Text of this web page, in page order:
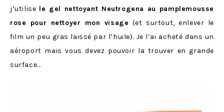
j’utilise le gel nettoyant Neutrogena au pamplemousse
rose pour nettoyer mon visage (et surtout, enlever le
film un peu gras laissé par l’huile). Je l’ai acheté dans un
aéroport mais vous devez pouvoir la trouver en grande
surface…